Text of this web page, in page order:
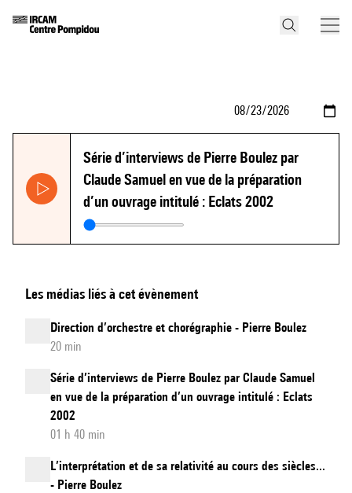
Série d’interviews de Pierre Boulez par
Claude Samuel en vue de la préparation
d’un ouvrage intitulé : Eclats 2002
Les médias liés à cet évènement
Direction d’orchestre et chorégraphie - Pierre Boulez
20 min
Série d’interviews de Pierre Boulez par Claude Samuel
en vue de la préparation d’un ouvrage intitulé : Eclats
2002
01 h 40 min
L’interprétation et de sa relativité au cours des siècles...
- Pierre Boulez